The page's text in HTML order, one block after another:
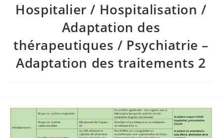
Hospitalier / Hospitalisation /
Adaptation des
thérapeutiques​ / Psychiatrie –
Adaptation des traitements 2